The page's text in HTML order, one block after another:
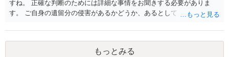
すね。 正確な判断のためには詳細な事情をお聞きする必要がありま
す。 ご自身の遺留分の侵害があるかどうか、あるとしてどの程度の金
相談されるのが良いと思います。
もっとみる